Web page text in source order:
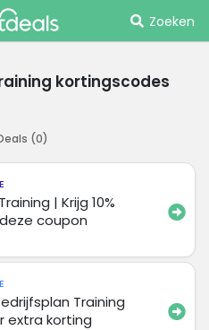
Zoeken
kortingscodes
(0)
| Krijg 10%
coupon
Training
extra korting